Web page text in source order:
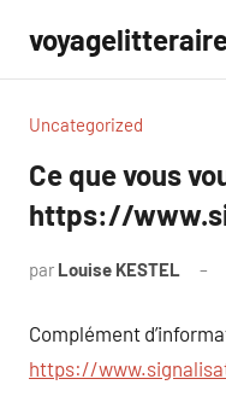
contenu
Uncategorized
Ce que vous
https://
par Louise KESTEL
Complément
https://